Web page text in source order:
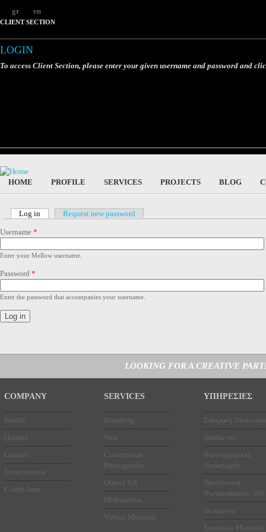
gr en
CLIENT SECTION
LOGIN
To access Client Section, please enter your given username and password and
HOME PROFILE SERVICES PROJECTS BLOG
Primary tabs
Log in (active tab)Request new password
Username *
Enter your Mellow username.
Password *
Enter the password that accompanies your username.
LOOKING FOR A CREATIVE
COMPANY
Profile
Προφίλ
Contact
Επικοινωνία
Client Area
SERVICES
Branding
Web
Commercial
Photography
Object VR
Multimedia
Virtual Museum
ΥΠΗΡΕΣΙΕΣ
Εταιρική
Διαδίκτυο
Φωτογραφικές
Παραγωγές
Προϊοντική
Φωτογράφηση 360
Πολυμέσα
Εικονικό Μουσείο